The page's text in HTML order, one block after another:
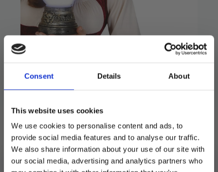
Consent Details About
This website uses cookies
We use cookies to personalise content and ads, to
provide social media features and to analyse our traffic.
We also share information about your use of our site with
our social media, advertising and analytics partners who
Spåkule med lys
299kr
Stilig lyskule. Måler 19 cm.
Bruker 2 stk AA-batterier (medfølger ikke)
På lager
Spåkule
med
lys LEGG I HANDLEKURV